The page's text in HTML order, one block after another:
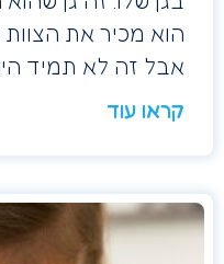
הוא מכיר את
אבל זה לא תמיד
קראו עוד